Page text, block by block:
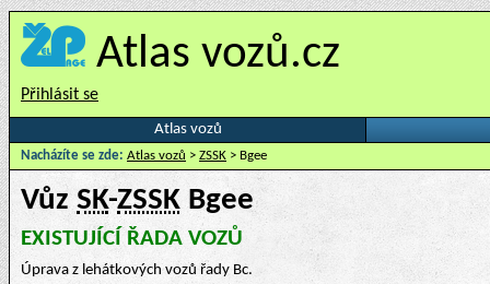
Atlas vozů.cz
Přihlásit se
Atlas vozů
Nacházíte se zde: Atlas vozů > ZSSK > Bgee
VůzSK-ZSSK Bgee
EXISTUJÍCÍ ŘADA VOZŮ
Úprava z lehátkových vozů řady Bc.